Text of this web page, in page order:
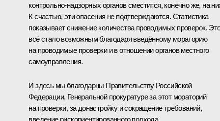
контрольно-надзорных органов сместится, конечно же, на
К счастью, эти опасения не подтверждаются. Статистика
показывает снижение количества проводимых проверок.
всё стало возможным благодаря введённому мораторию
на проводимые проверки и в отношении органов местного
самоуправления.
И здесь мы благодарны Правительству Российской
Федерации, Генеральной прокуратуре за этот мораторий
на проверки, за донастройку и сокращение требований,
введение рискориентированного подхода.